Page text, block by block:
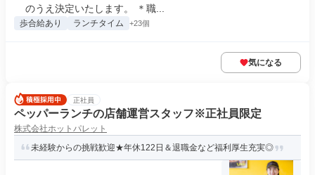
のうえ決定いたします。 ＊職...
歩合給あり ランチタイム +23個
気になる
正社員
ペッパーランチの店舗運営スタッフ※正社員限定
株式会社ホットパレット
未経験からの挑戦歓迎★年休122日＆退職金など福利厚生充実◎